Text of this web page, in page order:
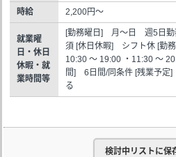
時給 2,200円～
就業曜
日・休日
休暇・就
業時間等
[勤務曜日] 月～日 週5日勤
須 [休日休暇] シフト休 [勤
10:30 ～ 19:00 ・11:30 ～
間] 6日間/同条件 [残業予定
る
検討中リストに保